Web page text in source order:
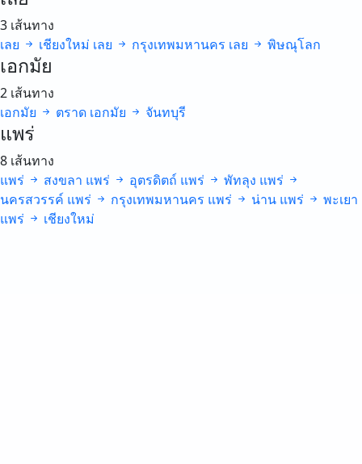
3 เส้นทาง
เลย
เชียงใหม่ เลย กรุงเทพมหานคร เลย พิษณุโลก
เอกมัย
2 เส้นทาง
เอกมัย
ตราด เอกมัย จันทบุรี
แพร่
8 เส้นทาง
แพร่
สงขลา แพร่ อุตรดิตถ์ แพร่ พัทลุง แพร่
นครสวรรค์ แพร่ กรุงเทพมหานคร แพร่ น่าน แพร่
พะเยา
แพร่
เชียงใหม่